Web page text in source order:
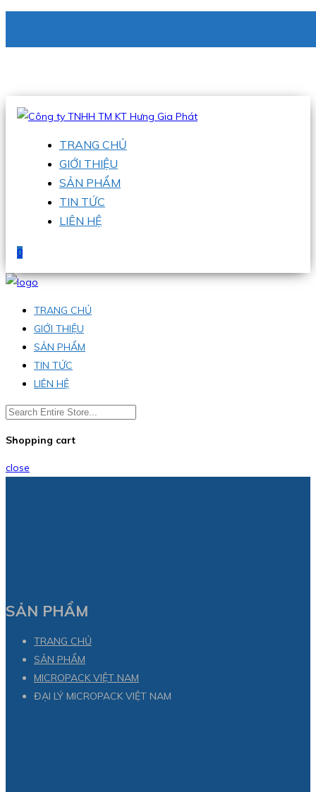
Hotline:0938 336 079
TRANG CHỦ
GIỚI THIỆU
SẢN PHẨM
TIN TỨC
LIÊN HỆ
0
TRANG CHỦ
GIỚI THIỆU
SẢN PHẨM
TIN TỨC
LIÊN HỆ
Shopping cart
close
SẢN PHẨM
TRANG CHỦ
SẢN PHẨM
MICROPACK VIỆT NAM
ĐẠI LÝ MICROPACK VIỆT NAM